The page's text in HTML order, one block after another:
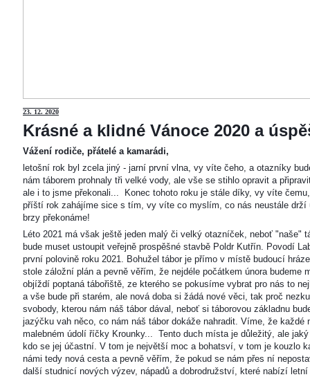
23. 12. 2020
Krásné a klidné Vánoce 2020 a
Vážení rodiče, přátelé a kamarádi,
letošní rok byl zcela jiný - jarní první vlna, vy víte čeho, a otazníky
nám táborem prohnaly tři velké vody, ale vše se stihlo opravit a
ale i to jsme překonali... Konec tohoto roku je stále díky, vy víte
příští rok zahájíme sice s tím, vy víte co myslím, co nás neustále
brzy překonáme!
Léto 2021 má však ještě jeden malý či velký otazníček, neboť "naše"
bude muset ustoupit veřejně prospěšné stavbě Poldr Kutřín. Povodí
první polovině roku 2021. Bohužel tábor je přímo v místě budoucí
stole záložní plán a pevně věřím, že nejdéle počátkem února
objíždí poptaná tábořiště, ze kterého se pokusíme vybrat pro nás to
a vše bude při starém, ale nová doba si žádá nové věci, tak proč
svobody, kterou nám náš tábor dával, neboť si táborovou základnu
jazýčku vah něco, co nám náš tábor dokáže nahradit. Víme, že
malebném údolí říčky Krounky... Tento duch místa je důležitý, ale
kdo se jej účastní. V tom je největší moc a bohatsví, v tom je kouzlo
námi tedy nová cesta a pevně věřím, že pokud se nám přes ní
další studnicí nových výzev, nápadů a dobrodružství, které nabízí letní